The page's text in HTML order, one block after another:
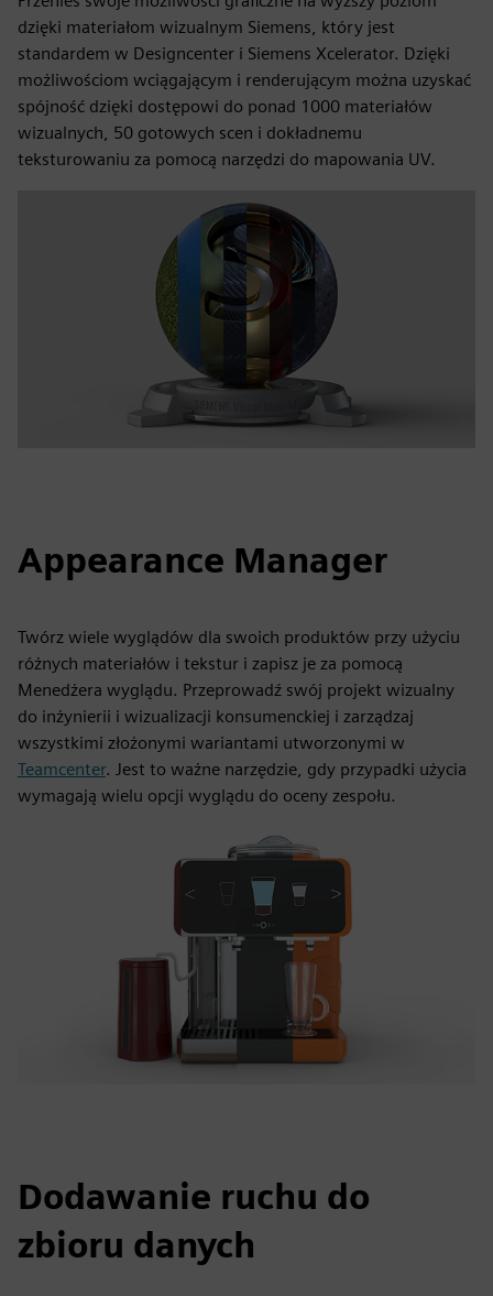
dzięki materiałom wizualnym Siemens, który jest
standardem w Designcenter i Siemens Xcelerator. Dzięki
możliwościom wciągającym i renderującym można uzyskać
spójność dzięki dostępowi do ponad 1000 materiałów
wizualnych, 50 gotowych scen i dokładnemu
teksturowaniu za pomocą narzędzi do mapowania UV.
Appearance Manager
Twórz wiele wyglądów dla swoich produktów przy użyciu
różnych materiałów i tekstur i zapisz je za pomocą
Menedżera wyglądu. Przeprowadź swój projekt wizualny
do inżynierii i wizualizacji konsumenckiej i zarządzaj
wszystkimi złożonymi wariantami utworzonymi w
Teamcenter. Jest to ważne narzędzie, gdy przypadki użycia
wymagają wielu opcji wyglądu do oceny zespołu.
Dodawanie ruchu do
zbioru danych